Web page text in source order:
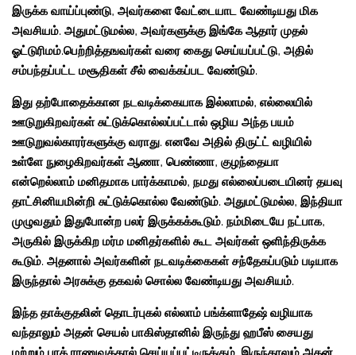
இருக்க வாய்ப்புண்டு, அவர்களை வேட்டையாட வேண்டியது மிக
அவசியம். அதுமட்டுமல்ல, அவர்களுக்கு இங்கே ஆதார் முதல்
ஓட்டுரிமம்.பெற்றித்தஙவர்கள் வரை கைது செய்யப்பட்டு, அதில்
சம்பந்தப்பட்ட மசூதிகள் சீல் வைக்கப்பட வேண்டும்.
இது தற்போதைக்கான நடவடிக்கையாக இல்லாமல், எல்லையில்
ஊடுறுகிறவர்கள் சுட்டுக்கொல்லப்பட்டால் ஒழிய அந்த பயம்
ஊடுறுவல்காரர்களுக்கு வராது. எனவே அதில் திருட்ட் வழியில்
உள்ளே நுழைகிறவர்கள் ஆணா, பெண்ணா, குழந்தையா
என்றெல்லாம் மனிதமாக பார்க்காமல், நமது எல்லைப்படையினர் தயவு
தாட்சினியமின்றி சுட்டுக்கொல்ல வேண்டும். அதுமட்டுமல்ல, இந்தியா
முழுவதும் இதுபோன்ற பலர் இருக்கக்கூடும். நம்மிடையே நட்பாக,
அருகில் இருக்கிற மர்ம மனிதர்களில் கூட அவர்கள் ஒளிந்திருக்க
கூடும். அதனால் அவர்களின் நடவடிக்கைகள் சந்தேகப்படும் படியாக
இருந்தால் அரசுக்கு தகவல் சொல்ல வேண்டியது அவசியம்.
இந்த தாக்குதலின் தொடர்புகல் எல்லாம் பங்க்ளாதேஷ் வழியாக
வந்தாலும் அதன் செயல் பாகிஸ்தானில் இருந்து ஹபீஸ் சையது